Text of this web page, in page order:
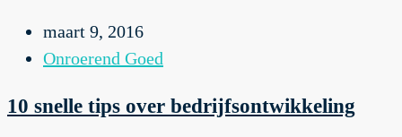
maart 9, 2016
Onroerend Goed
10 snelle tips over bedrijfsontwikkeling